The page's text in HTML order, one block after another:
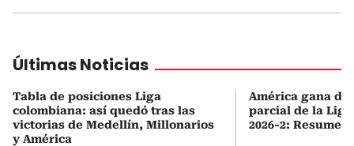
Últimas Noticias
Tabla de posiciones Liga
colombiana: así quedó tras las
victorias de Medellín, Millonarios
y América
América gana
parcial de la
2026-2: